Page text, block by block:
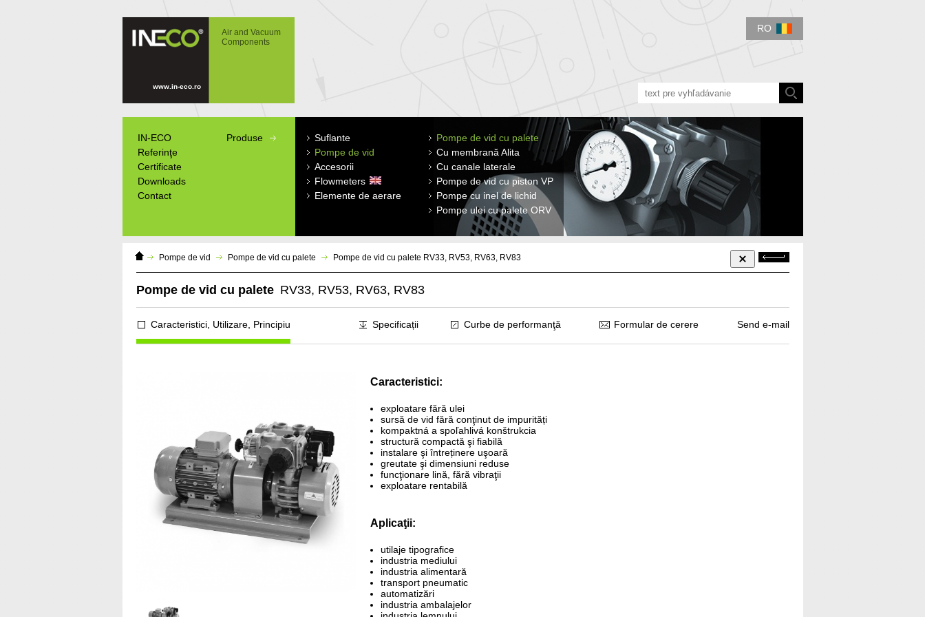
RV33, RV53, RV63, RV83
Air and Vacuum
Components
www.in-eco.ro
Domáca
stránka
Pompe de vid Pompe de vid cu palete Pompe de vid cu palete RV33, RV53, RV63, RV83 Späť
Pompe de vid cu palete RV33, RV53, RV63, RV83
Caracteristici, Utilizare, Principiu Specificații Curbe de performanţă Formular de cerere Send e-mail
Caracteristici:
exploatare fără ulei
sursă de vid fără conţinut de impurități
kompaktná a spoľahlivá konštrukcia
structură compactă şi fiabilă
instalare şi întreținere uşoară
greutate şi dimensiuni reduse
funcţionare lină, fără vibraţii
exploatare rentabilă
Aplicaţii:
utilaje tipografice
industria mediului
industria alimentară
transport pneumatic
automatizări
industria ambalajelor
IN-ECO
Referinţe
Certificate
Downloads
Contact
Produse Suflante
Cu membrană Alita
Cu canal lateral INW
Suflante INW Roots
Turbosuflante
Pompe de vid
Pompe de vid cu palete
Cu membrană Alita
Cu canale laterale
Pompe de vid cu piston VP
Pompe cu inel de lichid
Pompe ulei cu palete ORV
Accesorii
Filtre de aer
Elemente de filtrare
Amortizoare de zgomot
Membrana cu aer
Supape de siguranţă, manometre,
clapeta anti-retur
Flowmeters
Elemente de aerare
Difuzor disc
Difuzor tubulare
RO